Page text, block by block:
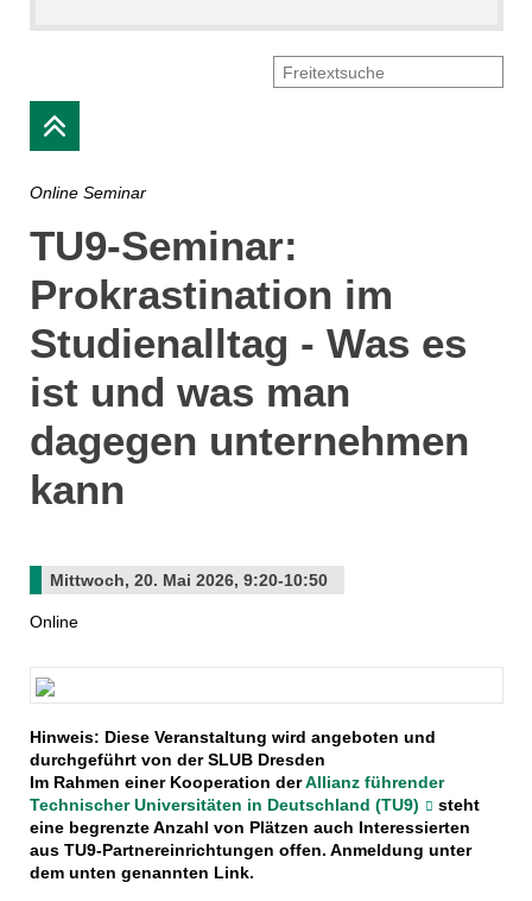
Online Seminar
TU9-Seminar:
Prokrastination im
Studienalltag - Was es
ist und was man
dagegen unternehmen
kann
Mittwoch, 20. Mai 2026, 9:20-10:50
Online
Hinweis: Diese Veranstaltung wird angeboten und
durchgeführt von der SLUB Dresden
Im Rahmen einer Kooperation derAllianz führender
Technischer Universitäten in Deutschland (TU9)
steht
eine begrenzte Anzahl von Plätzen auch Interessierten
aus TU9-Partnereinrichtungen offen. Anmeldung unter
dem unten genannten Link.